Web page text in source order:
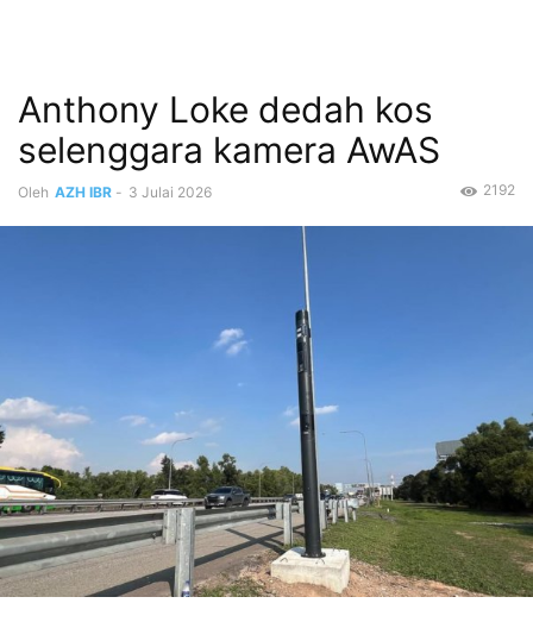
Anthony Loke dedah kos
selenggara kamera AwAS
Oleh AZH IBR - 3 Julai 2026 2192